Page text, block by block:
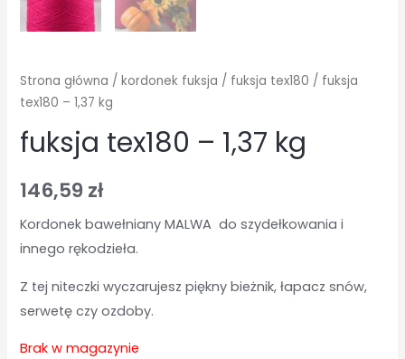
Strona główna /kordonek fuksja / fuksja tex180 / fuksja
tex180 – 1,37 kg
fuksja tex180 – 1,37 kg
146,59 zł
Kordonek bawełniany MALWA do szydełkowania i
innego rękodzieła.
Z tej niteczki wyczarujesz piękny bieżnik, łapacz snów,
serwetę czy ozdoby.
Brak w magazynie